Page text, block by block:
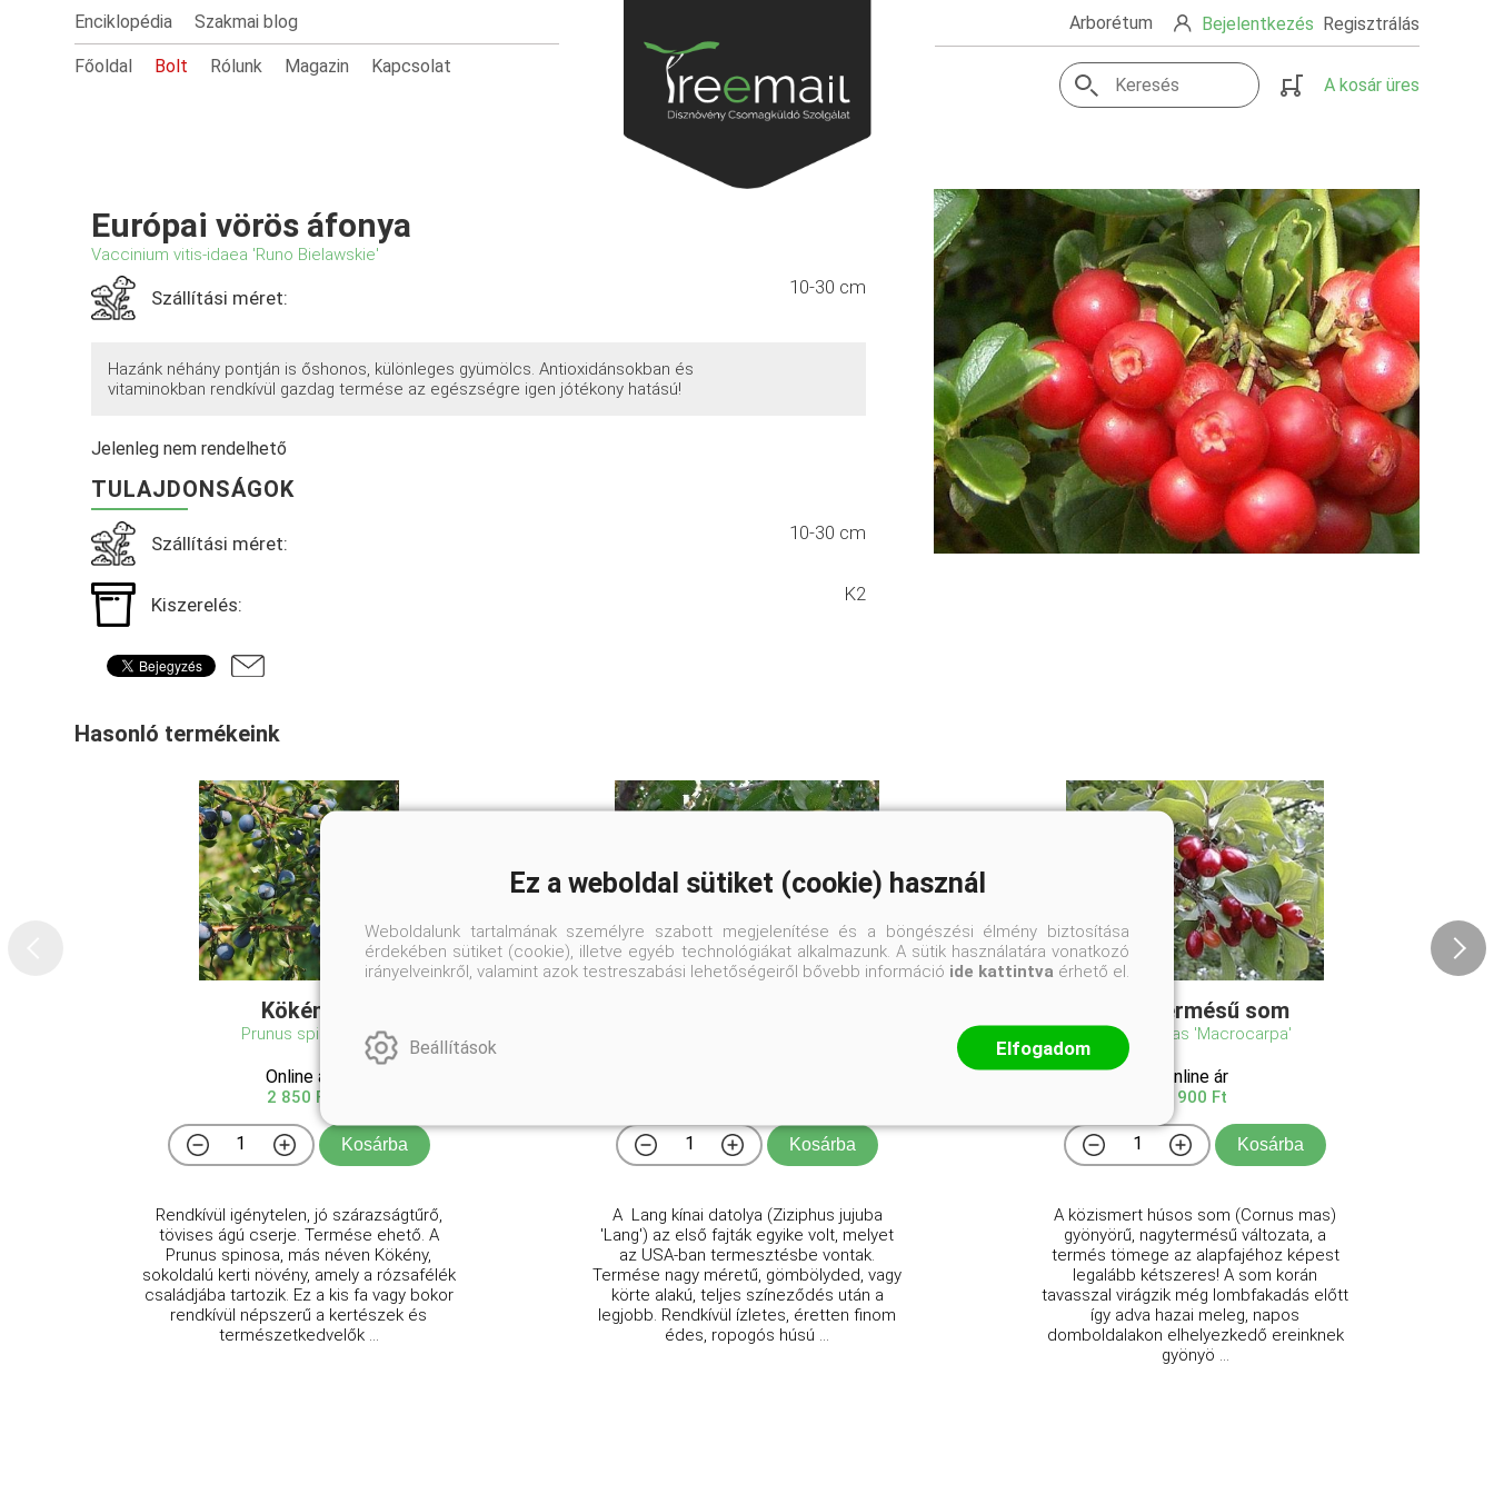
Enciklopédia Szakmai blog
Főoldal Bolt Rólunk Magazin Kapcsolat
Arborétum Bejelentkezés Regisztrálás
A kosár üres
Európai vörös áfonya
Vaccinium vitis-idaea 'Runo Bielawskie'
Szállítási méret: 10-30 cm
Hazánk néhány pontján is őshonos, különleges gyümölcs. Antioxidánsokban és
vitaminokban rendkívül gazdag termése az egészségre igen jótékony hatású!
Jelenleg nem rendelhető
TULAJDONSÁGOK
Szállítási méret: 10-30 cm
Kiszerelés: K2
Hasonló termékeink
Kökény
Prunus spinosa
Online ár
2 850 Ft
Kosárba
Rendkívül igénytelen, jó szárazságtűrő,
tövises ágú cserje. Termése ehető. A
Prunus spinosa, más néven Kökény,
sokoldalú kerti növény, amely a rózsafélék
családjába tartozik. Ez a kis fa vagy bokor
rendkívül népszerű a kertészek és
természetkedvelők ...
Kosárba
A Lang kínai datolya (Ziziphus jujuba
'Lang') az első fajták egyike volt, melyet
az USA-ban termesztésbe vontak.
Termése nagy méretű, gömbölyded, vagy
körte alakú, teljes színeződés után a
legjobb. Rendkívül ízletes, éretten finom
édes, ropogós húsú ...
Nagytermésű som
Cornus mas 'Macrocarpa'
Online ár
9 900 Ft
Kosárba
A közismert húsos som (Cornus mas)
gyönyörű, nagytermésű változata, a
termés tömege az alapfajéhoz képest
legalább kétszeres! A som korán
tavasszal virágzik még lombfakadás előtt
így adva hazai meleg, napos
domboldalakon elhelyezkedő ereinknek
gyönyö ...
Ez a weboldal sütiket (cookie) használ
Weboldalunk tartalmának személyre szabott megjelenítése és a böngészési élmény biztosítása
érdekében sütiket (cookie), illetve egyéb technológiákat alkalmazunk. A sütik használatára vonatkozó
irányelveinkről, valamint azok testreszabási lehetőségeiről bővebb információ ide kattintva érhető el.
Beállítások Elfogadom